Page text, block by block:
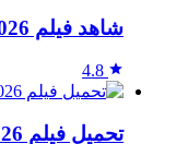
شاهد فيلم Her Private Hell 2026 مترجم HD
4.8